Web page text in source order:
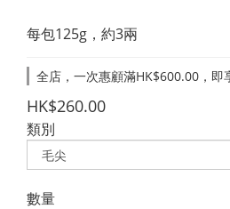
每包125g，約3兩
全店，一次惠顧滿HK$600.00，即
HK$260.00
類別
數量